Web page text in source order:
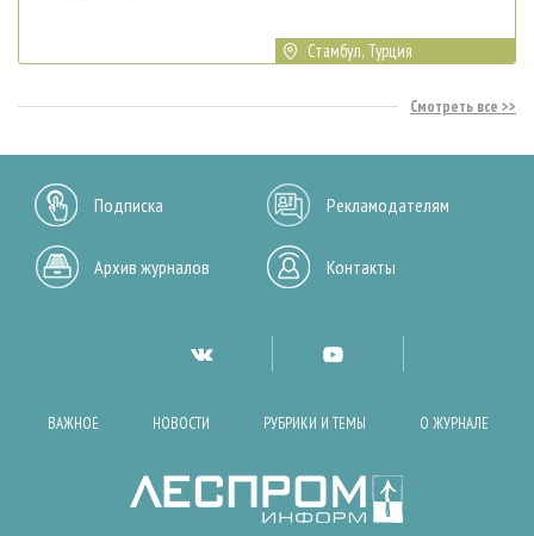
Стамбул, Турция
Смотреть все
Подписка Рекламодателям
Архив журналов Контакты
ВАЖНОЕ НОВОСТИ РУБРИКИ И ТЕМЫ О ЖУРНАЛЕ